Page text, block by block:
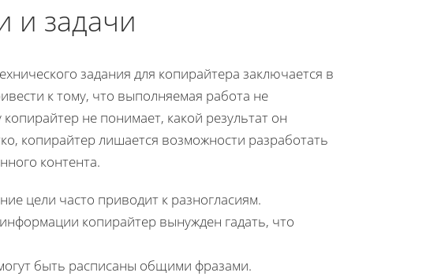
и задачи
задания для копирайтера заключается в
к тому, что выполняемая работа не
не понимает, какой результат он
копирайтер лишается возможности разработать
контента.
цели часто приводит к разногласиям.
копирайтер вынужден гадать, что
быть расписаны общими фразами.